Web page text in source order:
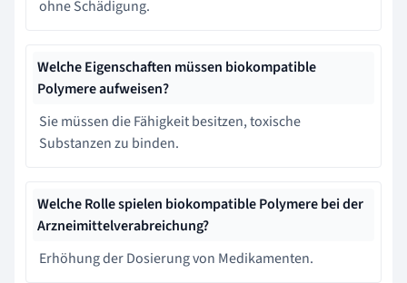
ohne Schädigung.
Welche Eigenschaften müssen biokompatible
Polymere aufweisen?
Sie müssen die Fähigkeit besitzen, toxische
Substanzen zu binden.
Welche Rolle spielen biokompatible Polymere bei der
Arzneimittelverabreichung?
Erhöhung der Dosierung von Medikamenten.